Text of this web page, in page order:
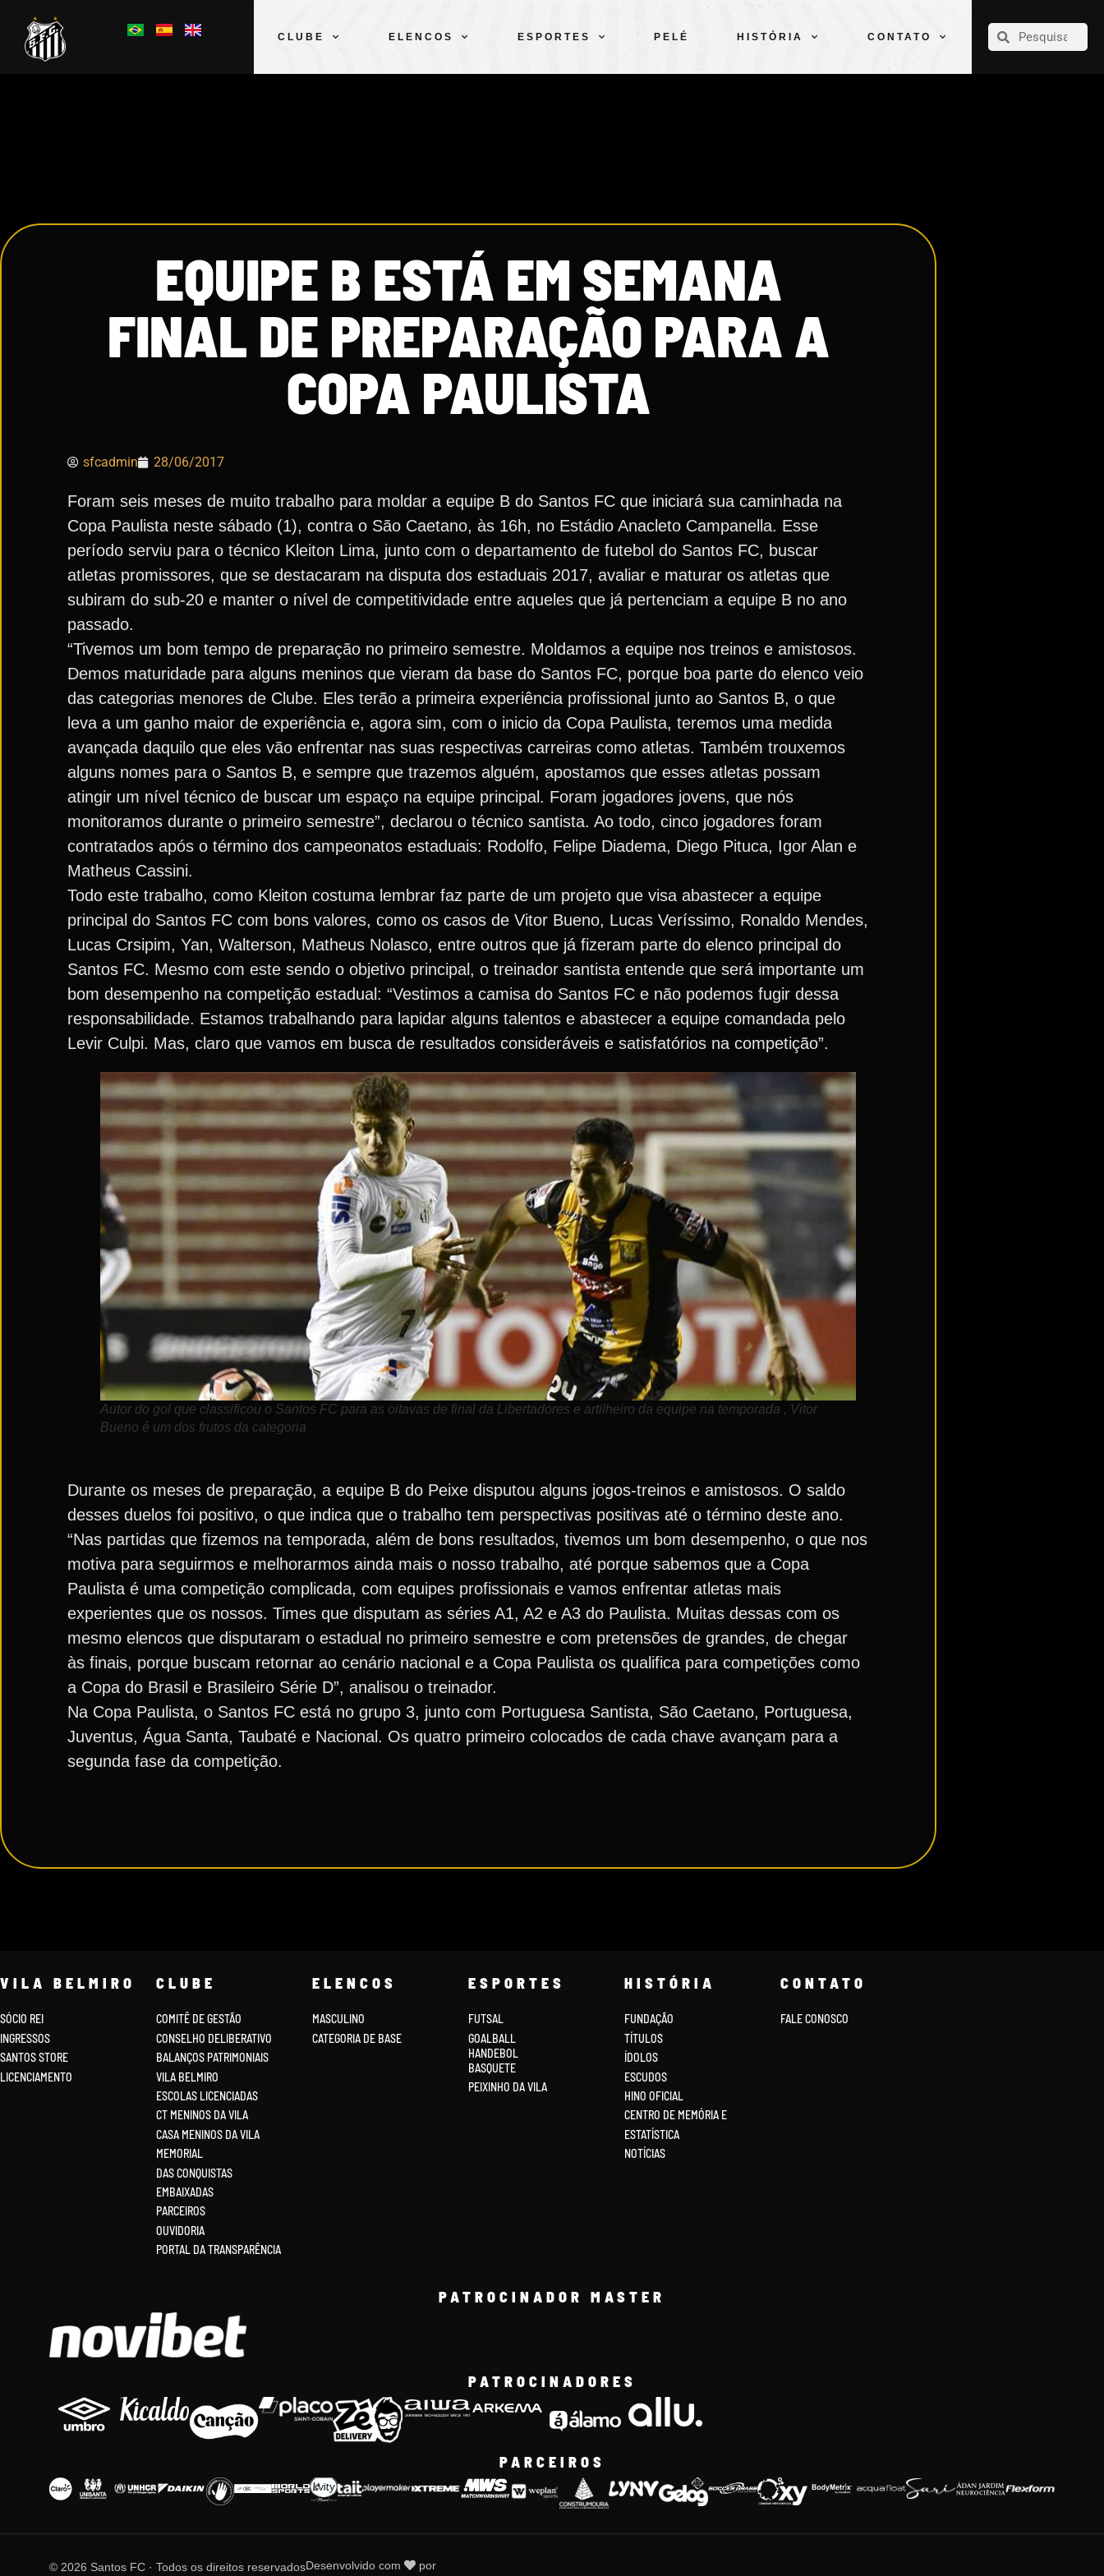
CLUBE ELENCOS ESPORTES PELÉ HISTÓRIA CONTATO
CLUBE
EQUIPE B ESTÁ EM SEMANA
FINAL DE PREPARAÇÃO PARA A
COPA PAULISTA
sfcadmin 28/06/2017
Foram seis meses de muito trabalho para moldar a equipe B do Santos FC que iniciará sua caminhada na
Copa Paulista neste sábado (1), contra o São Caetano, às 16h, no Estádio Anacleto Campanella. Esse
período serviu para o técnico Kleiton Lima, junto com o departamento de futebol do Santos FC, buscar
atletas promissores, que se destacaram na disputa dos estaduais 2017, avaliar e maturar os atletas que
subiram do sub-20 e manter o nível de competitividade entre aqueles que já pertenciam a equipe B no ano
passado.
“Tivemos um bom tempo de preparação no primeiro semestre. Moldamos a equipe nos treinos e amistosos.
Demos maturidade para alguns meninos que vieram da base do Santos FC, porque boa parte do elenco veio
das categorias menores de Clube. Eles terão a primeira experiência profissional junto ao Santos B, o que
leva a um ganho maior de experiência e, agora sim, com o inicio da Copa Paulista, teremos uma medida
avançada daquilo que eles vão enfrentar nas suas respectivas carreiras como atletas. Também trouxemos
alguns nomes para o Santos B, e sempre que trazemos alguém, apostamos que esses atletas possam
atingir um nível técnico de buscar um espaço na equipe principal. Foram jogadores jovens, que nós
monitoramos durante o primeiro semestre”, declarou o técnico santista. Ao todo, cinco jogadores foram
contratados após o término dos campeonatos estaduais: Rodolfo, Felipe Diadema, Diego Pituca, Igor Alan e
Matheus Cassini.
Todo este trabalho, como Kleiton costuma lembrar faz parte de um projeto que visa abastecer a equipe
principal do Santos FC com bons valores, como os casos de Vitor Bueno, Lucas Veríssimo, Ronaldo Mendes,
Lucas Crsipim, Yan, Walterson, Matheus Nolasco, entre outros que já fizeram parte do elenco principal do
Santos FC. Mesmo com este sendo o objetivo principal, o treinador santista entende que será importante um
bom desempenho na competição estadual: “Vestimos a camisa do Santos FC e não podemos fugir dessa
responsabilidade. Estamos trabalhando para lapidar alguns talentos e abastecer a equipe comandada pelo
Levir Culpi. Mas, claro que vamos em busca de resultados consideráveis e satisfatórios na competição”.
Autor do gol que classificou o Santos FC para as oitavas de final da Libertadores e artilheiro da equipe na temporada , Vitor
Bueno é um dos frutos da categoria
Durante os meses de preparação, a equipe B do Peixe disputou alguns jogos-treinos e amistosos. O saldo
desses duelos foi positivo, o que indica que o trabalho tem perspectivas positivas até o término deste ano.
“Nas partidas que fizemos na temporada, além de bons resultados, tivemos um bom desempenho, o que nos
motiva para seguirmos e melhorarmos ainda mais o nosso trabalho, até porque sabemos que a Copa
Paulista é uma competição complicada, com equipes profissionais e vamos enfrentar atletas mais
experientes que os nossos. Times que disputam as séries A1, A2 e A3 do Paulista. Muitas dessas com os
mesmo elencos que disputaram o estadual no primeiro semestre e com pretensões de grandes, de chegar
às finais, porque buscam retornar ao cenário nacional e a Copa Paulista os qualifica para competições como
a Copa do Brasil e Brasileiro Série D”, analisou o treinador.
Na Copa Paulista, o Santos FC está no grupo 3, junto com Portuguesa Santista, São Caetano, Portuguesa,
Juventus, Água Santa, Taubaté e Nacional. Os quatro primeiro colocados de cada chave avançam para a
segunda fase da competição.
VILA BELMIRO
SÓCIO REI
INGRESSOS
SANTOS STORE
LICENCIAMENTO
CLUBE
COMITÊ DE GESTÃO
CONSELHO DELIBERATIVO
BALANÇOS PATRIMONIAIS
VILA BELMIRO
ESCOLAS LICENCIADAS
CT MENINOS DA VILA
CASA MENINOS DA VILA
MEMORIAL
DAS CONQUISTAS
EMBAIXADAS
PARCEIROS
OUVIDORIA
PORTAL DA TRANSPARÊNCIA
ELENCOS
MASCULINO
CATEGORIA DE BASE
ESPORTES
FUTSAL
GOALBALL
HANDEBOL
BASQUETE
PEIXINHO DA VILA
HISTÓRIA
FUNDAÇÃO
TÍTULOS
ÍDOLOS
ESCUDOS
HINO OFICIAL
CENTRO DE MEMÓRIA E
ESTATÍSTICA
NOTÍCIAS
CONTATO
FALE CONOSCO
PATROCINADOR MASTER
PATROCINADORES
PARCEIROS
© 2026 Santos FC · Todos os direitos reservadosDesenvolvido com por